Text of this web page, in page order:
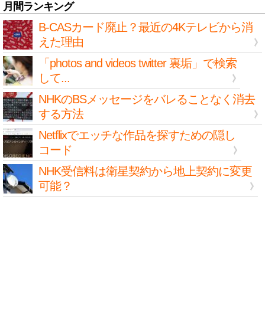
月間ランキング
B-CASカード廃止？最近の4Kテレビから消
えた理由
「photos and videos twitter 裏垢」で検索
して...
NHKのBSメッセージをバレることなく消去
する方法
Netflixでエッチな作品を探すための隠し
コード
NHK受信料は衛星契約から地上契約に変更
可能？